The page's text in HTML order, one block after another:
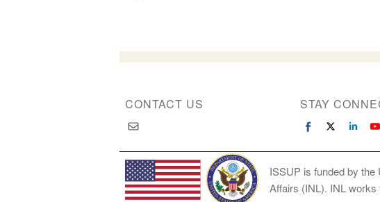
CONTACT US STAY
ISSUP is funded by
Affairs (INL). INL works